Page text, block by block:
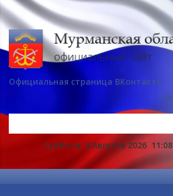
Официальная страница ВКонтакте
Суббота, 8 Августа 2026 11:08